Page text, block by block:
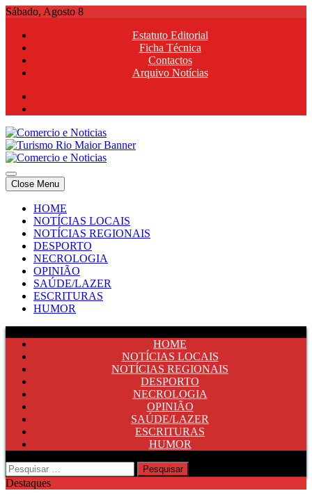
Skip
content
Sábado, Agosto 8
Estatuto Editorial
Ficha Técnica
Contactos
Arquivo Notícias
Comercio e Noticias
Notícias e Publicidade Online
Comercio e Noticias
Notícias e Publicidade Online
Close Menu
HOME
NOTÍCIAS LOCAIS
NOTÍCIAS REGIONAIS
DESPORTO
NECROLOGIA
OPINIÃO
SAÚDE/LAZER
ESCRITURAS
HUMOR
HOME
NOTÍCIAS LOCAIS
NOTÍCIAS REGIONAIS
DESPORTO
NECROLOGIA
OPINIÃO
SAÚDE/LAZER
ESCRITURAS
HUMOR
Pesquisar
por:
Destaques